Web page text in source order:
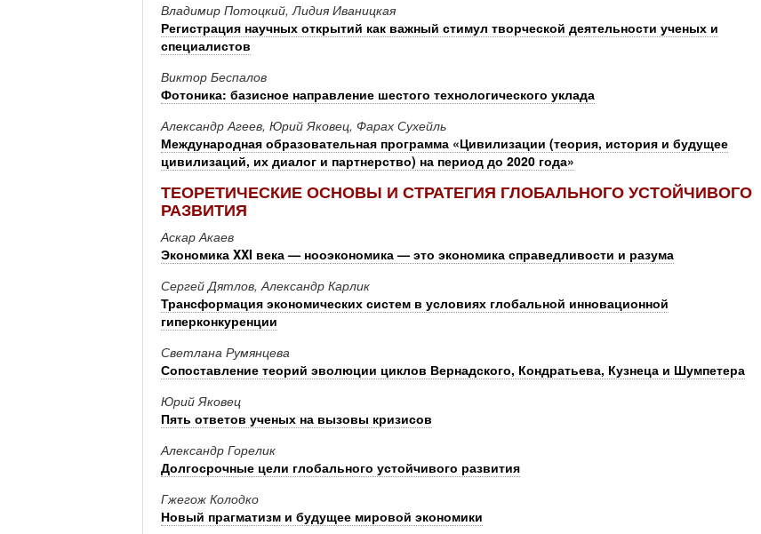
Владимир Потоцкий, Лидия Иваницкая
Регистрация научных открытий как важный стимул творческой деятельности ученых и
специалистов
Виктор Беспалов
Фотоника: базисное направление шестого технологического уклада
Александр Агеев, Юрий Яковец, Фарах Сухейль
Международная образовательная программа «Цивилизации (теория, история и будущее
цивилизаций, их диалог и партнерство) на период до 2020 года»
ТЕОРЕТИЧЕСКИЕ ОСНОВЫ И СТРАТЕГИЯ ГЛОБАЛЬНОГО УСТОЙЧИВОГО
РАЗВИТИЯ
Аскар Акаев
Экономика XXI века — нооэкономика — это экономика справедливости и разума
Сергей Дятлов, Александр Карлик
Трансформация экономических систем в условиях глобальной инновационной
гиперконкуренции
Светлана Румянцева
Сопоставление теорий эволюции циклов Вернадского, Кондратьева, Кузнеца и Шумпетера
Юрий Яковец
Пять ответов ученых на вызовы кризисов
Александр Горелик
Долгосрочные цели глобального устойчивого развития
Гжегож Колодко
Новый прагматизм и будущее мировой экономики